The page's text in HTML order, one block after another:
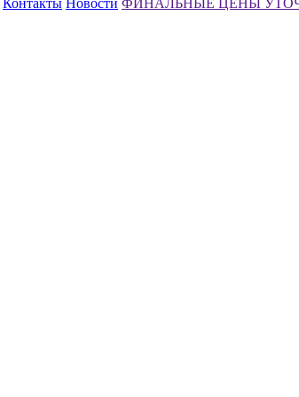
Контакты Новости ФИНАЛЬНЫЕ ЦЕНЫ